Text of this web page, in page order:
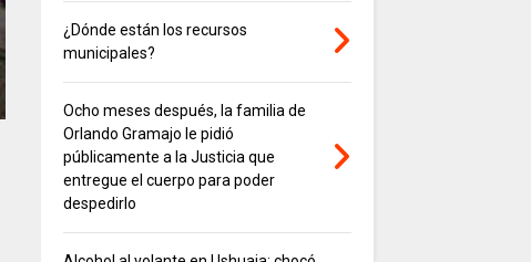
¿Dónde están los recursos
municipales?
Ocho meses después, la familia de
Orlando Gramajo le pidió
públicamente a la Justicia que
entregue el cuerpo para poder
despedirlo